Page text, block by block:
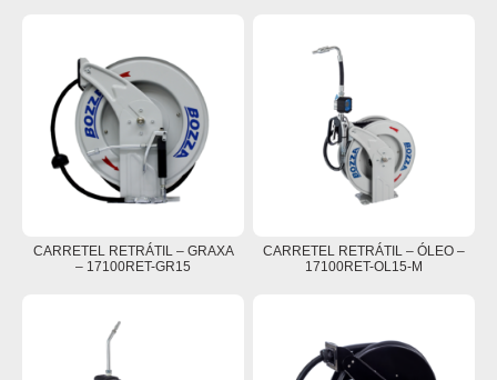
CARRETEL RETRÁTIL – GRAXA
– 17100RET-GR15
CARRETEL RETRÁTIL – ÓLEO –
17100RET-OL15-M